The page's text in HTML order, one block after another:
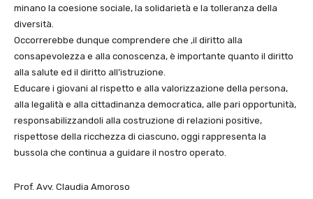
minano la coesione sociale, la solidarietà e la tolleranza della
diversità.
Occorrerebbe dunque comprendere che ,il diritto alla
consapevolezza e alla conoscenza, è importante quanto il diritto
alla salute ed il diritto all’istruzione.
Educare i giovani al rispetto e alla valorizzazione della persona,
alla legalità e alla cittadinanza democratica, alle pari opportunità,
responsabilizzandoli alla costruzione di relazioni positive,
rispettose della ricchezza di ciascuno, oggi rappresenta la
bussola che continua a guidare il nostro operato.
Prof. Avv. Claudia Amoroso